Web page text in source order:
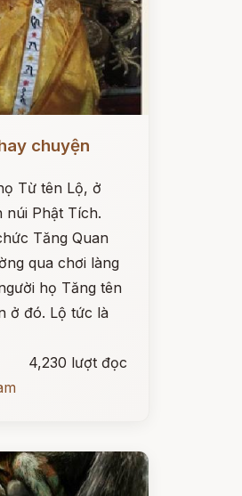
chuyện
Từ tên Lộ, ở
núi Phật Tích.
Tăng Quan
qua chơi làng
họ Tăng tên
ở đó. Lộ tức là
4,230 lượt đọc